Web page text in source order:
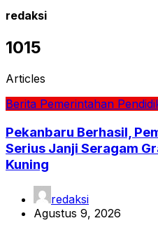
redaksi
1015
Articles
Berita Pemerintahan
Pekanbaru Berhasil,
Serius Janji Seragam
Kuning
redaksi
Agustus 9, 2026